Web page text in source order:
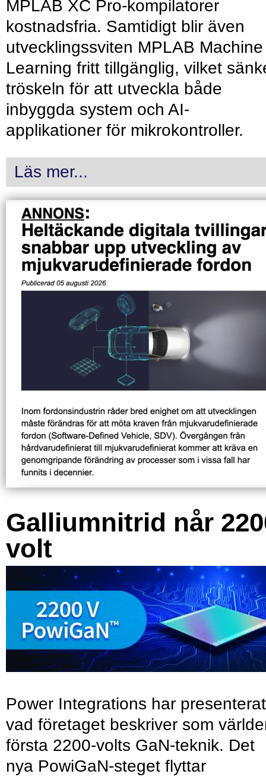
MPLAB XC Pro-kompilatorer
kostnadsfria. Samtidigt blir även
utvecklingssviten MPLAB Machine
Learning fritt tillgänglig, vilket
tröskeln för att utveckla både
inbyggda system och AI-
applikationer för mikrokontroller.
Läs mer...
Galliumnitrid når
volt
Power Integrations har presenterat
vad företaget beskriver som
första 2200-volts GaN-teknik. Det
nya PowiGaN-steget flyttar